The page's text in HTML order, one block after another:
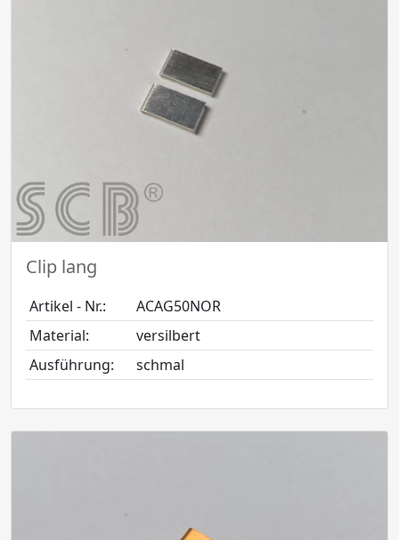
Clip lang
Artikel - Nr.:
ACAG50NOR
Material:
versilbert
Ausführung:
schmal